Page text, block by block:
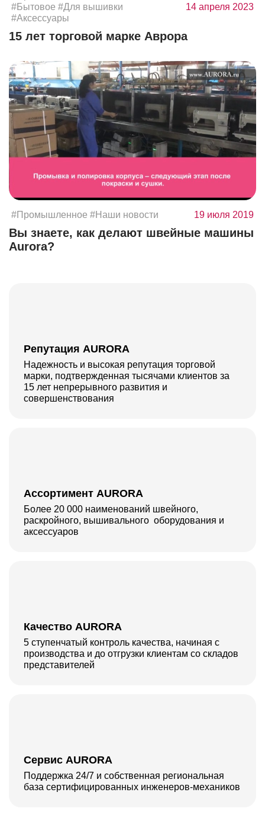
#Бытовое #Для вышивки
#Аксессуары
14 апреля 2023
15 лет торговой марке Аврора
#Промышленное #Наши новости 19 июля 2019
Вы знаете, как делают швейные машины
Aurora?
Репутация AURORA
Надежность и высокая репутация торговой
марки, подтвержденная тысячами клиентов за
15 лет непрерывного развития и
совершенствования
Ассортимент AURORA
Более 20 000 наименований швейного,
раскройного, вышивального оборудования и
аксессуаров
Качество AURORA
5 ступенчатый контроль качества, начиная с
производства и до отгрузки клиентам со складов
представителей
Сервис AURORA
Поддержка 24/7 и собственная региональная
база сертифицированных инженеров-механиков